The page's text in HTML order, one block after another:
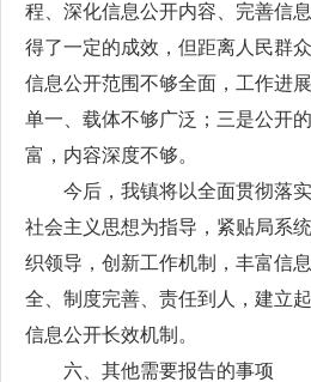
程、深化信息公开内容、完善信
得了一定的成效，但距离人民群
信息公开范围不够全面，工作进
单一、载体不够广泛；三是公开
富，内容深度不够。
今后，我镇将以全面贯彻落
社会主义思想为指导，紧贴局系
织领导，创新工作机制，丰富信
全、制度完善、责任到人，建立
信息公开长效机制。
六、其他需要报告的事项